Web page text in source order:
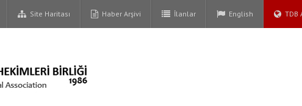
Site Haritası Haber Arşivi İlanlar English TDB